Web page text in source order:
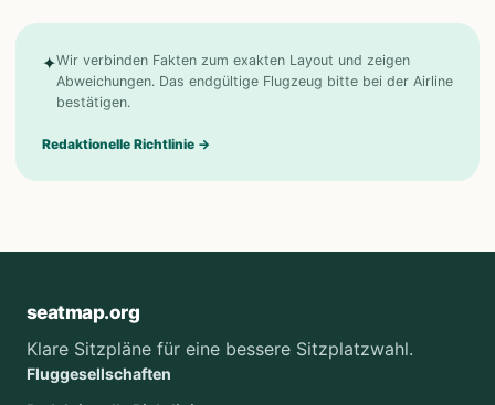
✦Wir verbinden Fakten zum exakten Layout und zeigen
Abweichungen. Das endgültige Flugzeug bitte bei der Airline
bestätigen.
Redaktionelle Richtlinie →
seatmap.org
Klare Sitzpläne für eine bessere Sitzplatzwahl.
Fluggesellschaften